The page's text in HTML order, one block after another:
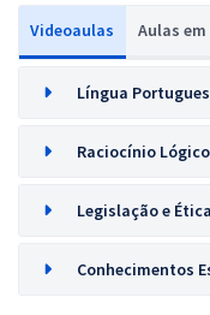
Videoaulas Aulas em
Língua
Raciocínio Lógico
Legislação e
Conhecimentos